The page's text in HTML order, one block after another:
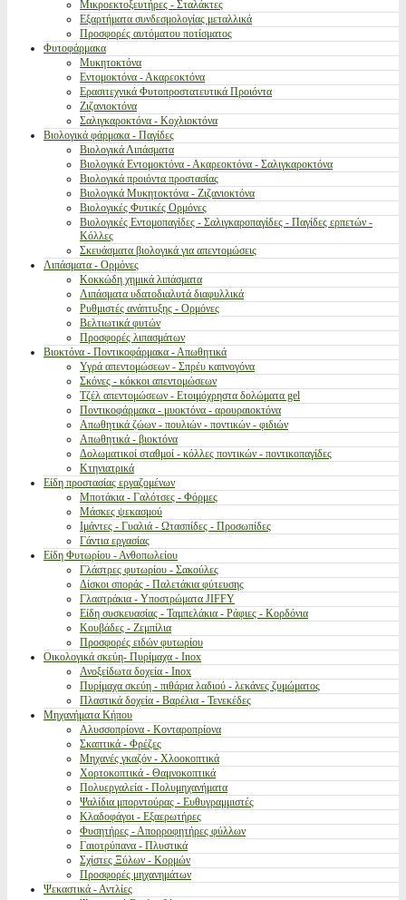
Μικροεκτοξευτήρες - Σταλάκτες
Εξαρτήματα συνδεσμολογίας μεταλλικά
Προσφορές αυτόματου ποτίσματος
Φυτοφάρμακα
Μυκητοκτόνα
Εντομοκτόνα - Ακαρεοκτόνα
Ερασιτεχνικά Φυτοπροστατευτικά Προιόντα
Ζιζανιοκτόνα
Σαλιγκαροκτόνα - Κοχλιοκτόνα
Βιολογικά φάρμακα - Παγίδες
Βιολογικά Λιπάσματα
Βιολογικά Εντομοκτόνα - Ακαρεοκτόνα - Σαλιγκαροκτόνα
Βιολογικά προιόντα προστασίας
Βιολογικά Μυκητοκτόνα - Ζιζανιοκτόνα
Βιολογικές Φυτικές Ορμόνες
Βιολογικές Εντομοπαγίδες - Σαλιγκαροπαγίδες - Παγίδες ερπετών -
Κόλλες
Σκευάσματα βιολογικά για απεντομώσεις
Λιπάσματα - Ορμόνες
Κοκκώδη χημικά λιπάσματα
Λιπάσματα υδατοδιαλυτά διαφυλλικά
Ρυθμιστές ανάπτυξης - Ορμόνες
Βελτιωτικά φυτών
Προσφορές λιπασμάτων
Βιοκτόνα - Ποντικοφάρμακα - Απωθητικά
Υγρά απεντομώσεων - Σπρέυ καπνογόνα
Σκόνες - κόκκοι απεντομώσεων
Τζέλ απεντομώσεων - Ετοιμόχρηστα δολώματα gel
Ποντικοφάρμακα - μυοκτόνα - αρουραιοκτόνα
Απωθητικά ζώων - πουλιών - ποντικών - φιδιών
Απωθητικά - βιοκτόνα
Δολωματικοί σταθμοί - κόλλες ποντικών - ποντικοπαγίδες
Κτηνιατρικά
Είδη προστασίας εργαζομένων
Μποτάκια - Γαλότσες - Φόρμες
Μάσκες ψεκασμού
Ιμάντες - Γυαλιά - Ωτασπίδες - Προσωπίδες
Γάντια εργασίας
Είδη Φυτωρίου - Ανθοπωλείου
Γλάστρες φυτωρίου - Σακούλες
Δίσκοι σποράς - Παλετάκια φύτευσης
Γλαστράκια - Υποστρώματα JIFFY
Είδη συσκευασίας - Ταμπελάκια - Ράφιες - Κορδόνια
Κουβάδες - Ζεμπίλια
Προσφορές ειδών φυτωρίου
Οικολογικά σκεύη- Πυρίμαχα - Inox
Ανοξείδωτα δοχεία - Inox
Πυρίμαχα σκεύη - πιθάρια λαδιού - λεκάνες ζυμώματος
Πλαστικά δοχεία - Βαρέλια - Τενεκέδες
Μηχανήματα Κήπου
Αλυσσοπρίονα - Κονταροπρίονα
Σκαπτικά - Φρέζες
Μηχανές γκαζόν - Χλοοκοπτικά
Χορτοκοπτικά - Θαμνοκοπτικά
Πολυεργαλεία - Πολυμηχανήματα
Ψαλίδια μπορντούρας - Ευθυγραμμιστές
Κλαδοφάγοι - Εξαερωτήρες
Φυσητήρες - Απορροφητήρες φύλλων
Γαιοτρύπανα - Πλυστικά
Σχίστες Ξύλων - Κορμών
Προσφορές μηχανημάτων
Ψεκαστικά - Αντλίες